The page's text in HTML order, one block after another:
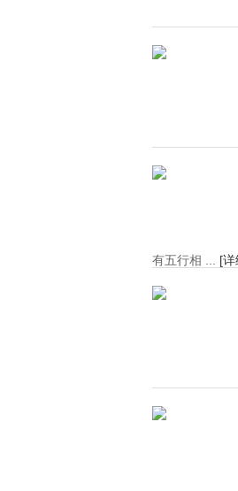
有五行相 ... [详